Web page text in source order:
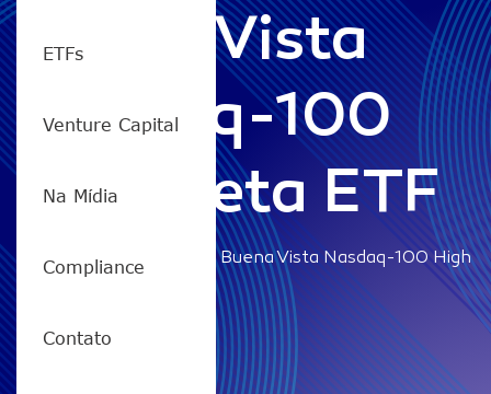
ETFs
Venture Capital
Na Mídia
Compliance
Contato
Buena Vista
Nasdaq-100
High Beta ETF
Home
QQQQ11 – Buena Vista Nasdaq-100 High